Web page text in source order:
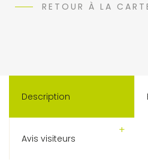
RETOUR À LA
Description
Avis visiteurs